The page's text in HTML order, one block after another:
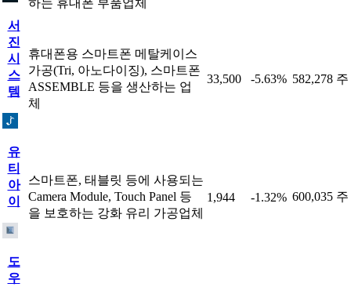
하는 휴대폰 부품업체
서
진
시
스
템
휴대폰용 스마트폰 메탈케이스
가공(Tri, 아노다이징), 스마트폰
ASSEMBLE 등을 생산하는 업
체
33,500 -5.63% 582,278 주
유
티
아
이
스마트폰, 태블릿 등에 사용되는
Camera Module, Touch Panel 등
을 보호하는 강화 유리 가공업체
1,944 -1.32% 600,035 주
도
우